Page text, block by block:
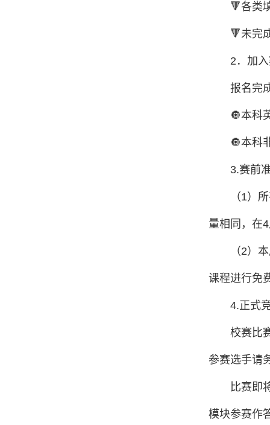
🔻各类
🔻未完
2．加
报名完
🔘本科
🔘本科
3.赛前
（1）
量相同，在
（2）
课程进行免
4.正式
校赛比
参赛选手请
比赛即
模块参赛作